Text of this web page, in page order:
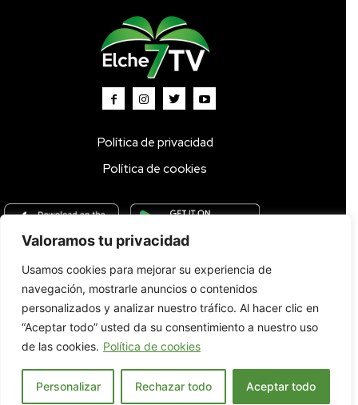
Valoramos tu privacidad
Usamos cookies para mejorar su experiencia de
navegación, mostrarle anuncios o contenidos
personalizados y analizar nuestro tráfico. Al hacer clic en
“Aceptar todo” usted da su consentimiento a nuestro uso
de las cookies. Política de cookies
Personalizar Rechazar todo Aceptar todo
Política de privacidad
Política de cookies
TV DIRECTO 🔴 Programas Parrilla
Radio
Bolsa de Trabajo Contacto